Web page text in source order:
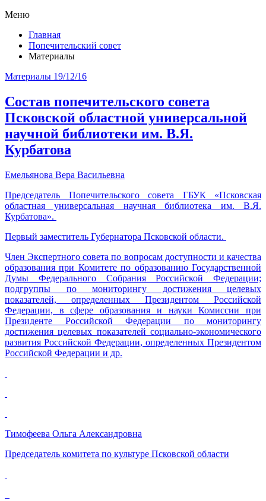
Меню
Главная
Попечительский совет
Материалы
Материалы 19/12/16
Состав попечительского совета
Псковской областной универсальной
научной библиотеки им. В.Я.
Курбатова
Емельянова Вера Васильевна
Председатель Попечительского совета ГБУК «Псковская
областная универсальная научная библиотека им. В.Я.
Курбатова».
Первый заместитель Губернатора Псковской области.
Член Экспертного совета по вопросам доступности и качества
образования при Комитете по образованию Государственной
Думы Федерального Собрания Российской Федерации;
подгруппы по мониторингу достижения целевых
показателей, определенных Президентом Российской
Федерации, в сфере образования и науки Комиссии при
Президенте Российской Федерации по мониторингу
достижения целевых показателей социально-экономического
развития Российской Федерации, определенных Президентом
Российской Федерации и др.
Тимофеева Ольга Александровна
Председатель комитета по культуре Псковской области